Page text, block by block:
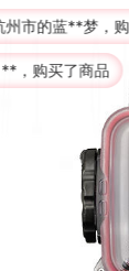
商品 1人
梦，购买了商品